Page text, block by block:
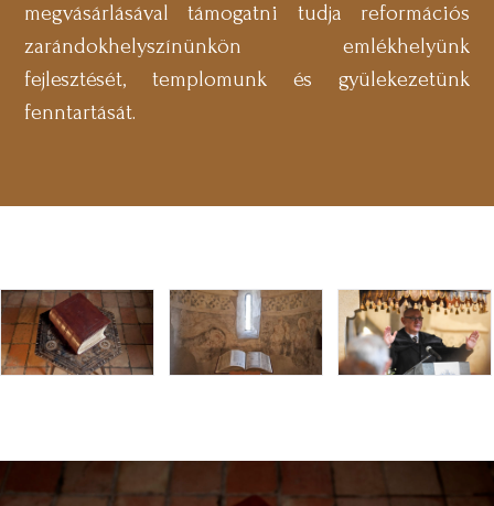
megvásárlásával támogatni tudja reformációs
zarándokhelyszínünkön emlékhelyünk
fejlesztését, templomunk és gyülekezetünk
fenntartását.